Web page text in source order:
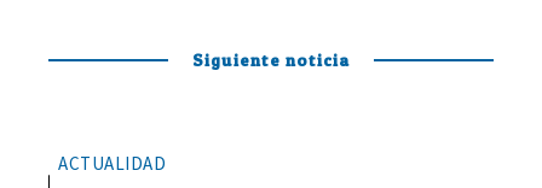
Siguiente noticia
ACTUALIDAD